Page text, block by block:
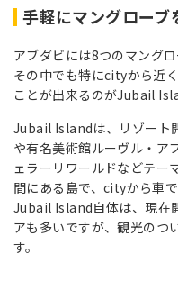
手軽にマングロー
アブダビには8つのマング
その中でも特にcityから近
ことが出来るのがJubail
Jubail Islandは、リゾート
や有名美術館ルーヴル・ア
ェラーリワールドなどテー
間にある島で、cityから車
Jubail Island自体は、現在
アも多いですが、観光のつ
す。